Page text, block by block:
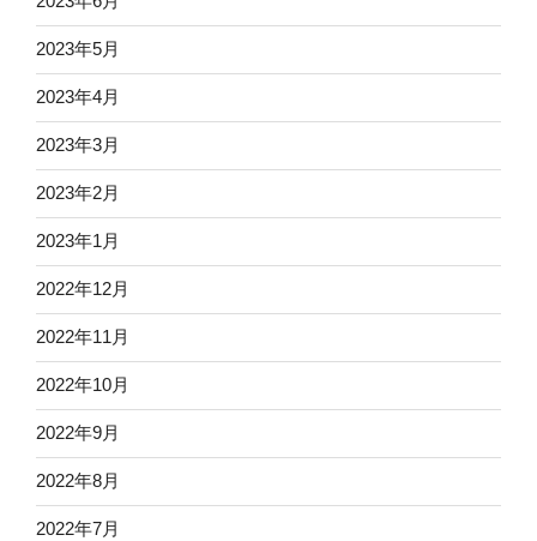
2023年5月
2023年4月
2023年3月
2023年2月
2023年1月
2022年12月
2022年11月
2022年10月
2022年9月
2022年8月
2022年7月